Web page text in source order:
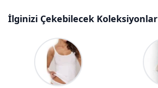
İlginizi Çekebilecek Koleksiyonlar